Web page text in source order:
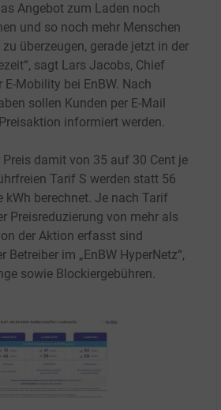
Angebot zum Laden noch
und so noch mehr Menschen
überzeugen, gerade jetzt in der
sagt Lars Jacobs, Chief
Mobility bei EnBW. Nach
sollen Kunden per E-Mail
informiert werden.
Preis damit von 35 auf 30 Cent je
Tarif S werden statt 56
kWh berechnet. Je nach Tarif
Preisreduzierung von mehr als
der Aktion erfasst sind
Betreiber im „EnBW HyperNetz“,
sowie Blockiergebühren.